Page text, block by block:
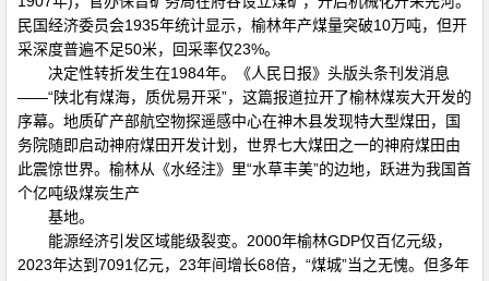
民国经济委员会1935年统计显示，榆林年产煤量突破10万吨，但开
采深度普遍不足50米，回采率仅23%。
决定性转折发生在1984年。《人民日报》头版头条刊发消息
——“陕北有煤海，质优易开采”，这篇报道拉开了榆林煤炭大开发的
序幕。地质矿产部航空物探遥感中心在神木县发现特大型煤田，国
务院随即启动神府煤田开发计划，世界七大煤田之一的神府煤田由
此震惊世界。榆林从《水经注》里“水草丰美”的边地，跃进为我国首
个亿吨级煤炭生产
基地。
能源经济引发区域能级裂变。2000年榆林GDP仅百亿元级，
2023年达到7091亿元，23年间增长68倍，“煤城”当之无愧。但多年